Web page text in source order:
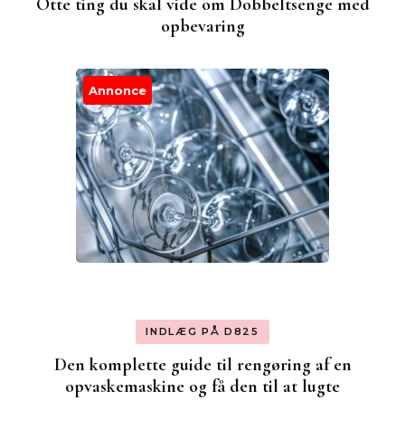
Otte ting du skal vide om Dobbeltsenge med
opbevaring
Annonce
INDLÆG PÅ D825
Den komplette guide til rengøring af en
opvaskemaskine og få den til at lugte